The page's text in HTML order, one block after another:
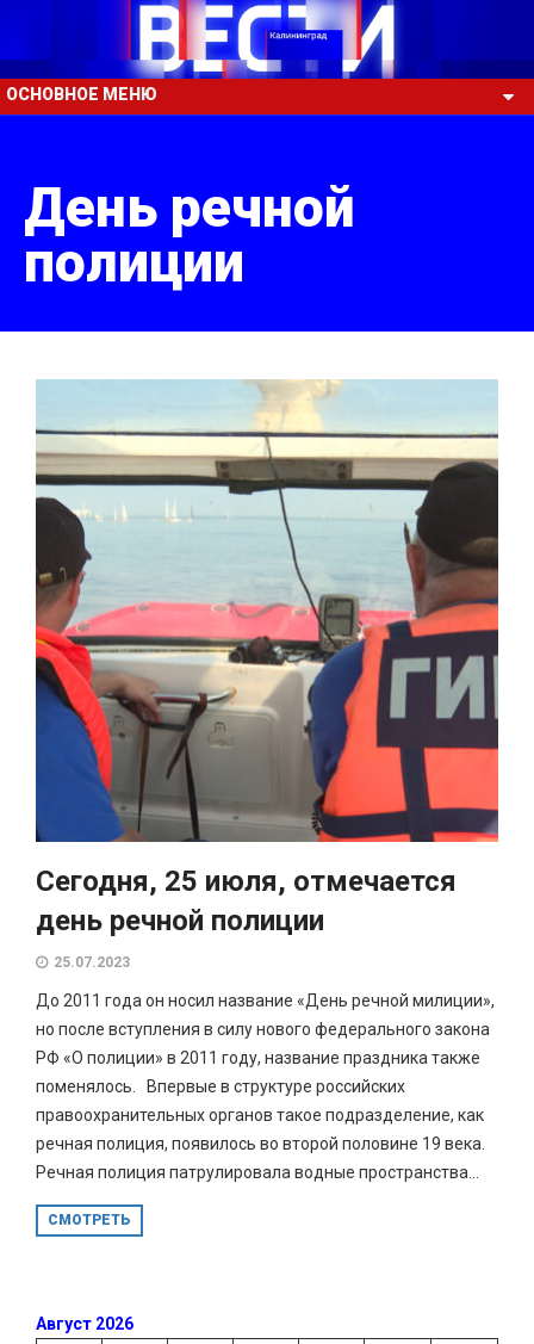
ОСНОВНОЕ МЕНЮ
День речной
полиции
Сегодня, 25 июля, отмечается
день речной полиции
25.07.2023
До 2011 года он носил название «День речной милиции»,
но после вступления в силу нового федерального закона
РФ «О полиции» в 2011 году, название праздника также
поменялось. Впервые в структуре российских
правоохранительных органов такое подразделение, как
речная полиция, появилось во второй половине 19 века.
Речная полиция патрулировала водные пространства...
СМОТРЕТЬ
Август 2026